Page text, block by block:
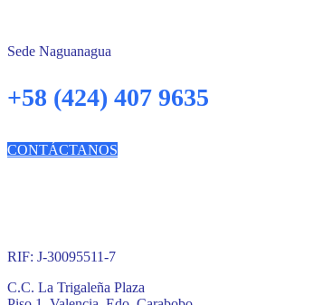
Sede Naguanagua
+58 (424) 407 9635
CONTÁCTANOS
RIF: J-30095511-7
C.C. La Trigaleña Plaza